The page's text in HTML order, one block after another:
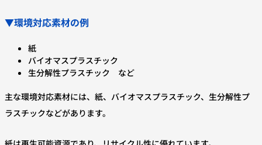
▼環境対応素材の例
紙
バイオマスプラスチック
生分解性プラスチック など
主な環境対応素材には、紙、バイオマスプラスチック、生分解性プ
ラスチックなどがあります。